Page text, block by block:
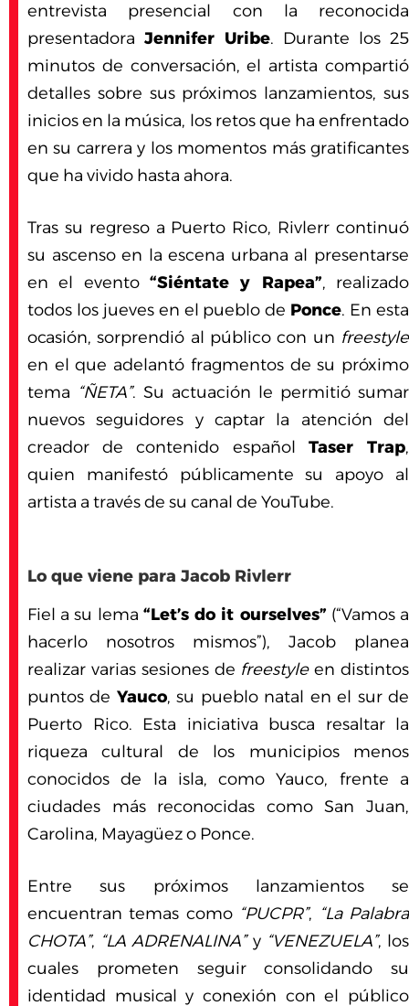
entrevista presencial con la reconocida
presentadora Jennifer Uribe. Durante los 25
minutos de conversación, el artista compartió
detalles sobre sus próximos lanzamientos, sus
inicios en la música, los retos que ha enfrentado
en su carrera y los momentos más gratificantes
que ha vivido hasta ahora.
Tras su regreso a Puerto Rico, Rivlerr continuó
su ascenso en la escena urbana al presentarse
en el evento “Siéntate y Rapea”, realizado
todos los jueves en el pueblo de Ponce. En esta
ocasión, sorprendió al público con un freestyle
en el que adelantó fragmentos de su próximo
tema “ÑETA”. Su actuación le permitió sumar
nuevos seguidores y captar la atención del
creador de contenido español Taser Trap,
quien manifestó públicamente su apoyo al
artista a través de su canal de YouTube.
Lo que viene para Jacob Rivlerr
Fiel a su lema “Let’s do it ourselves” (“Vamos a
hacerlo nosotros mismos”), Jacob planea
realizar varias sesiones de freestyleen distintos
puntos de Yauco, su pueblo natal en el sur de
Puerto Rico. Esta iniciativa busca resaltar la
riqueza cultural de los municipios menos
conocidos de la isla, como Yauco, frente a
ciudades más reconocidas como San Juan,
Carolina, Mayagüez o Ponce.
Entre sus próximos lanzamientos se
encuentran temas como “PUCPR”, “La Palabra
CHOTA”, “LA ADRENALINA”y “VENEZUELA”, los
cuales prometen seguir consolidando su
identidad musical y conexión con el público